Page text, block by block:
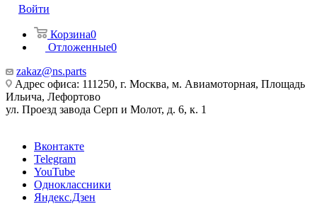
Войти
Корзина0
Отложенные0
zakaz@ns.parts
Адрес офиса: 111250, г. Москва, м. Авиамоторная, Площадь
Ильича, Лефортово
ул. Проезд завода Серп и Молот, д. 6, к. 1
Вконтакте
Telegram
YouTube
Одноклассники
Яндекс.Дзен